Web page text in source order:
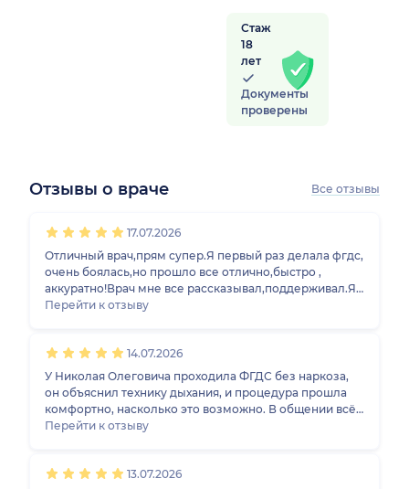
Стаж
18
лет
Документы
проверены
Отзывы о враче Все отзывы
17.07.2026
Отличный врач,прям супер.Я первый раз делала фгдс,
очень боялась,но прошло все отлично,быстро ,
аккуратно!Врач мне все рассказывал,поддерживал.Я
от души его рекомендую👍
Перейти к отзыву
14.07.2026
У Николая Олеговича проходила ФГДС без наркоза,
он объяснил технику дыхания, и процедура прошла
комфортно, насколько это возможно. В общении всё
устроило.
Перейти к отзыву
13.07.2026